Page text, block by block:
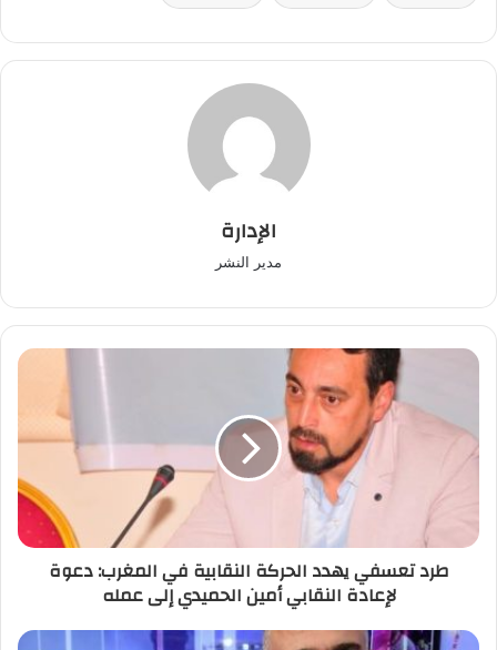
الإدارة
مدير النشر
طرد
الحركة
النقابية
المغرب:
لإعادة
النقابي
إلى
طرد تعسفي يهدد الحركة النقابية في المغرب: دعوة
لإعادة النقابي أمين الحميدي إلى عمله
في